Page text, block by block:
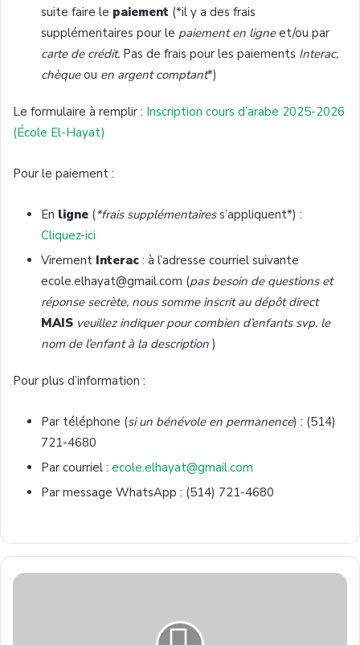
suite faire le paiement (*il y a des frais
supplémentaires pour le paiement en ligneet/ou par
carte de crédit. Pas de frais pour les paiements Interac,
chèqueou en argent comptant*)
Le formulaire à remplir : Inscription cours d’arabe 2025-2026
(École El-Hayat)
Pour le paiement :
En ligne (*frais supplémentairess’appliquent*) :
Cliquez-ici
Virement Interac : à l’adresse courriel suivante
ecole.elhayat@gmail.com (pas besoin de questions et
réponse secrète, nous somme inscrit au dépôt direct
MAIS veuillez indiquer pour combien d’enfants svp. le
nom de l’enfant à la description )
Pour plus d’information :
Par téléphone (si un bénévole en permanence) : (514)
721-4680
Par courriel : ecole.elhayat@gmail.com
Par message WhatsApp : (514) 721-4680